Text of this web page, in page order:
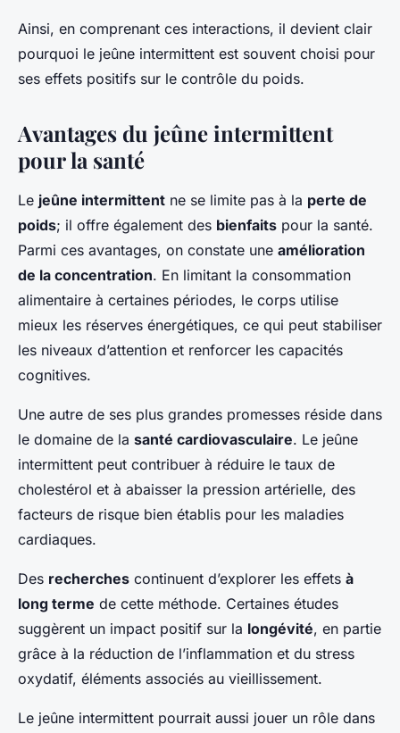
Ainsi, en comprenant ces interactions, il devient clair
pourquoi le jeûne intermittent est souvent choisi pour
ses effets positifs sur le contrôle du poids.
Avantages du jeûne intermittent
pour la santé
Le jeûne intermittent ne se limite pas à la perte de
poids; il offre également des bienfaits pour la santé.
Parmi ces avantages, on constate une amélioration
de la concentration. En limitant la consommation
alimentaire à certaines périodes, le corps utilise
mieux les réserves énergétiques, ce qui peut stabiliser
les niveaux d’attention et renforcer les capacités
cognitives.
Une autre de ses plus grandes promesses réside dans
le domaine de la santé cardiovasculaire. Le jeûne
intermittent peut contribuer à réduire le taux de
cholestérol et à abaisser la pression artérielle, des
facteurs de risque bien établis pour les maladies
cardiaques.
Des recherches continuent d’explorer les effets à
long terme de cette méthode. Certaines études
suggèrent un impact positif sur la longévité, en partie
grâce à la réduction de l’inflammation et du stress
oxydatif, éléments associés au vieillissement.
Le jeûne intermittent pourrait aussi jouer un rôle dans